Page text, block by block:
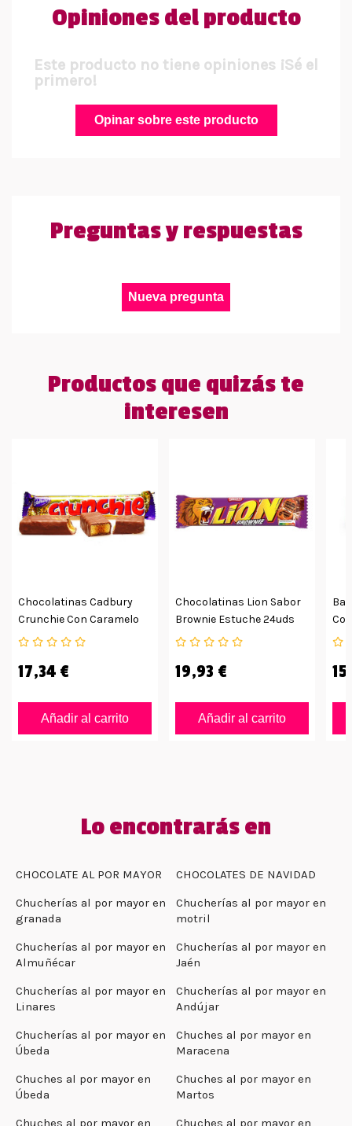
Opiniones del producto
Este producto no tiene opiniones ¡Sé el
primero!
Opinar sobre este producto
Preguntas y respuestas
Nueva pregunta
Productos que quizás te
interesen
Chocolatinas Cadbury
Crunchie Con Caramelo
Crujiente Caja De 12
17,34 €
Añadir al carrito
Chocolatinas Lion Sabor
Brownie Estuche 24uds
19,93 €
Añadir al carrito
Lo encontrarás en
CHOCOLATE AL POR MAYOR
CHOCOLATES DE NAVIDAD
Chucherías al por mayor en
granada
Chucherías al por mayor en
motril
Chucherías al por mayor en
Almuñécar
Chucherías al por mayor en
Jaén
Chucherías al por mayor en
Linares
Chucherías al por mayor en
Andújar
Chucherías al por mayor en
Úbeda
Chuches al por mayor en
Maracena
Chuches al por mayor en
Úbeda
Chuches al por mayor en
Martos
Chuches al por mayor en
Chuches al por mayor en